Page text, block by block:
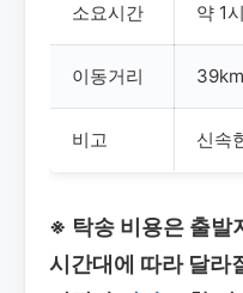
소요시간 약 1
이동거리 39km
비고 신속
※ 탁송 비용은 출발
시간대에 따라 달라